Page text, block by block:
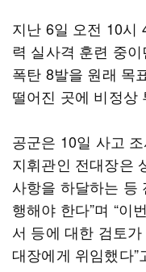
지난 6일 오전 10시
력 실사격 훈련 중
폭탄 8발을 원래 목
떨어진 곳에 비정상
공군은 10일 사고
지휘관인 전대장은
사항을 하달하는 등
행해야 한다”며 “이
서 등에 대한 검토
대장에게 위임했다”